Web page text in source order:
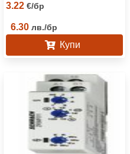
3.22 €/бр
6.30 лв./бр
Купи